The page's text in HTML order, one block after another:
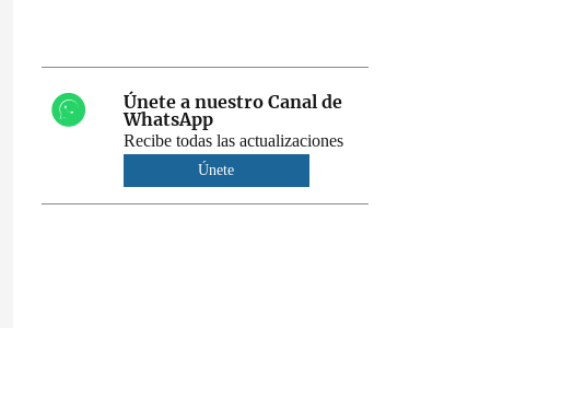
Únete a nuestro Canal de
WhatsApp
Recibe todas las actualizaciones
Únete